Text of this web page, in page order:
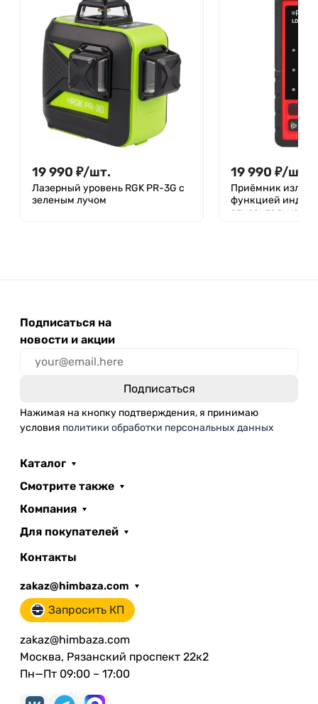
19 990 ₽/шт.
Лазерный уровень RGK PR-3G с
зеленым лучом
19 990 ₽/шт.
Приёмник
функцией
относительной
Подписаться на
новости и акции
Нажимая на кнопку подтверждения, я принимаю
условия политики обработки персональных данных
Каталог
Смотрите также
Компания
Для покупателей
Контакты
zakaz@himbaza.com
Запросить КП
zakaz@himbaza.com
Москва, Рязанский проспект 22к2
Пн—Пт 09:00 – 17:00